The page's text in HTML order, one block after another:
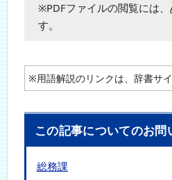
※PDFファイルの閲覧には、
す。
※用語解説のリンクは、辞書サ
この記事についてのお問
総務課